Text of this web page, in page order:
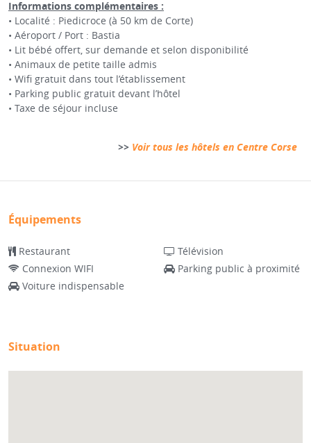
Informations complémentaires :
• Localité : Piedicroce (à 50 km de Corte)
• Aéroport / Port : Bastia
• Lit bébé offert, sur demande et selon disponibilité
• Animaux de petite taille admis
• Wifi gratuit dans tout l’établissement
• Parking public gratuit devant l’hôtel
• Taxe de séjour incluse
>> Voir tous les hôtels en Centre Corse
Équipements
Restaurant
Télévision
Connexion WIFI
Parking public à proximité
Voiture indispensable
Situation